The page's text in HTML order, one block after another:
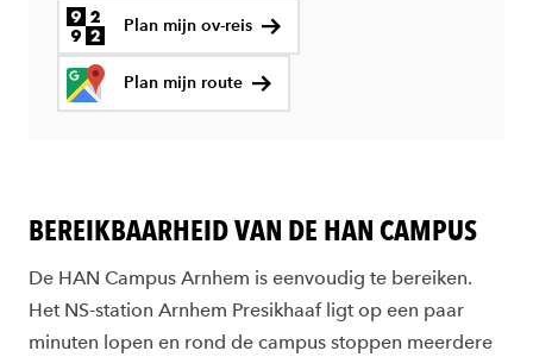
Plan mijn ov-reis
Plan mijn route
BEREIKBAARHEID VAN DE HAN CAMPUS
De HAN Campus Arnhem is eenvoudig te bereiken.
Het NS-station Arnhem Presikhaaf ligt op een paar
minuten lopen en rond de campus stoppen meerdere